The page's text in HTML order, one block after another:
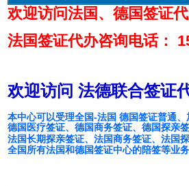
欢迎访问法国、德国签证
法国签证代办咨询电话：
欢迎访问 法德联合签证
本中心可以受理全国-法国 德国签证普通、
德国医疗签证、德国商务签证、德国探亲
法国长期探亲签证、法国商务签证、法国
全国所有法国和德国签证中心的陪签等业务